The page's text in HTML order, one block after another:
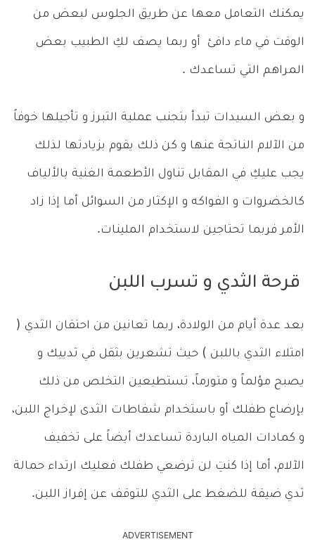
يمكنك التعامل معها عن طريق الجلوس لبعض من
الوقت في ماء دافئ أو ربما يصف لكِ الطبيب بعض
المراهم التي تساعدك .
و بعض السيدات تبدأ بتجنب عملية التبرز و تأجيلها خوفاً
من الآلام الناتجة عنها و كن ذلك يقوم بزيادتها لذلك
يجب عليكِ في المقابل تناول الأطعمة الغنية بالألياف
كالخضروات و الفواكه و الإكثار من السوائل أما إذا زاد
الأمر فربما تحتاجين لاستخدام الملينات.
قرحة الثدي و تسرب اللبن
بعد عدة أيام من الولادة، ربما تعانين من احتقان الثدي (
امتلاء الثدي باللبن ) حيث تشعرين بثقل في ثدييك و
يصبح مؤلماً و متورماً، تستطيعين التخلص من ذلك
بإرضاع طفلك أو باستخدام شفاطات الثدى لإخراج اللبن،
و كمادات المياه الباردة تساعدك أيضاً على تخفيف
الآلام، أما إذا كنتِ لن ترضعي طفلك فعليك ارتداء حمالة
ثدي ضيقة للضغط على الثدي للتوقف عن إفراز اللبن.
ADVERTISEMENT